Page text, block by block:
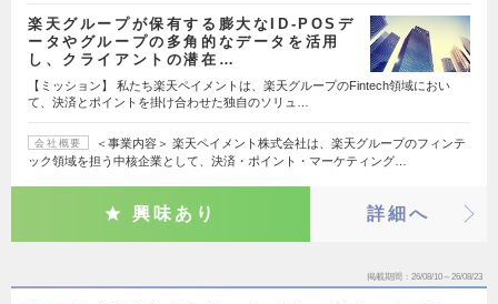
楽天グループが保有する膨大なID-POSデ
ータやグループの多角的なデータを活用
し、クライアントの潜在…
【ミッション】 私たち楽天ペイメントは、楽天グループのFintech領域におい
て、決済とポイントを掛け合わせた独自のソリュ…
会社概要
＜事業内容＞ 楽天ペイメント株式会社は、楽天グループのフィンテ
ック領域を担う中核企業として、決済・ポイント・マーケティング…
興味あり 詳細へ
掲載期間 26/08/10～26/08/23